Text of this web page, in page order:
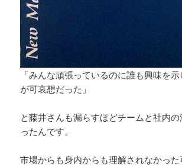
「みんな頑張っているのに誰も興味を
が可哀想だった」
と藤井さんも漏らすほどチームと社内
ったんです。
市場からも身内からも理解されなかった